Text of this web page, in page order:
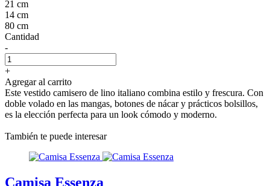
21 cm
14 cm
80 cm
Cantidad
-
+
Agregar al carrito
Este vestido camisero de lino italiano combina estilo y frescura. Con
doble volado en las mangas, botones de nácar y prácticos bolsillos,
es la elección perfecta para un look cómodo y moderno.
También te puede interesar
Camisa Essenza